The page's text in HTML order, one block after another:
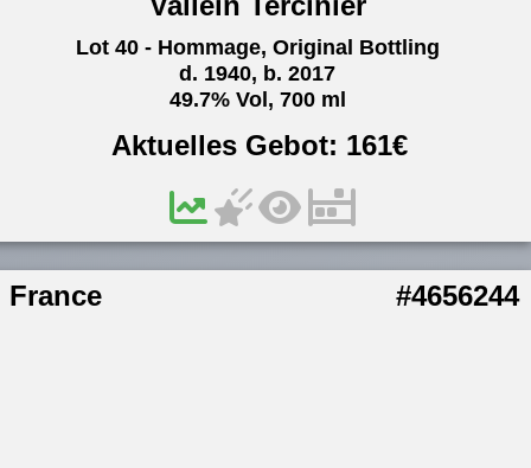
Lot 40 - Hommage, Original Bottling
d. 1940, b. 2017
49.7% Vol, 700 ml
Aktuelles Gebot: 161€
France #4656244